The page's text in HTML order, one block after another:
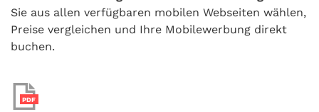
Sie aus allen verfügbaren mobilen Webseiten wählen,
Preise vergleichen und Ihre Mobilewerbung direkt
buchen.
PDF